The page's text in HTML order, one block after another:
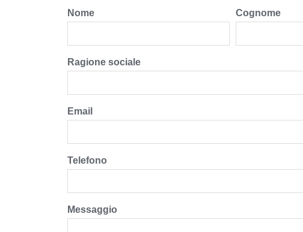
Nome Cognome
Ragione sociale
Email
Telefono
Messaggio